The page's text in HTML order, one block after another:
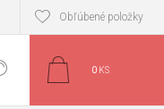
Obľúbené položky
0 KS